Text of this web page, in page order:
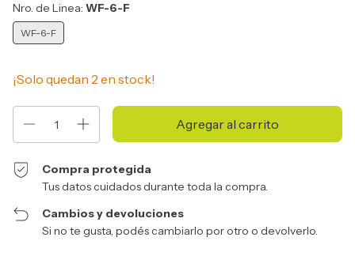
Nro. de Linea: WF-6-F
WF-6-F
¡Solo quedan 2 en stock!
Compra protegida
Tus datos cuidados durante toda la compra.
Cambios y devoluciones
Si no te gusta, podés cambiarlo por otro o devolverlo.